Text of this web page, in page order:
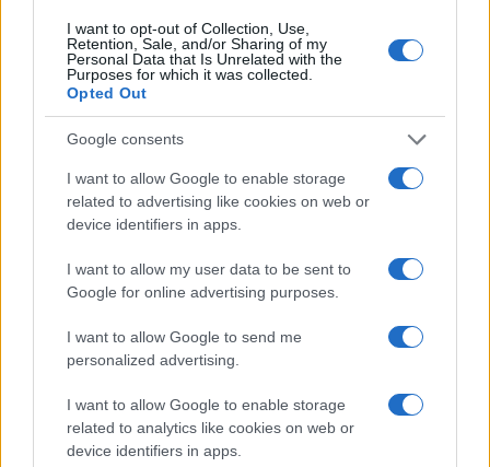
I want to opt-out of Collection, Use,
Retention, Sale, and/or Sharing of my
Personal Data that Is Unrelated with the
Purposes for which it was collected.
Opted Out
Google consents
I want to allow Google to enable storage
related to advertising like cookies on web or
device identifiers in apps.
I want to allow my user data to be sent to
Google for online advertising purposes.
I want to allow Google to send me
personalized advertising.
I want to allow Google to enable storage
related to analytics like cookies on web or
device identifiers in apps.
NEWS
Confira os números sorteados no concurso 3754 da Lotofácil
em São Paulo
NEWS